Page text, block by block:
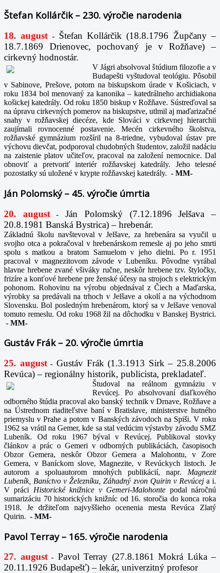
Štefan Kollárčik – 230. výročie narodenia
18. august -
Štefan Kollárčik (18.8.1796 Župčany –
18.7.1869 Drienovec, pochovaný je v Rožňave) –
cirkevný hodnostár.
V Jágri absolvoval štúdium filozofie a v
Budapešti vyštudoval teológiu. Pôsobil
v Sabinove, Prešove, potom na biskupskom úrade v Košiciach, v
roku 1834 bol menovaný za kanonika – katedrálneho archidiakona
košickej katedrály. Od roku 1850 biskup v Rožňave. Sústreďoval sa
na úpravu cirkevných pomerov na biskupstve, utlmil aj maďarizačné
snahy v rožňavskej diecéze, kde Slováci v cirkevnej hierarchii
zaujímali rovnocenné postavenie. Mecén cirkevného školstva,
rožňavské gymnázium rozšíril na 8-triedne, vybudoval ústav pre
výchovu dievčat, podporoval chudobných študentov, založil nadáciu
na zaistenie platov učiteľov, pracoval na založení nemocnice. Dal
obnoviť a pretvoriť interiér rožňavskej katedrály. Jeho telesné
pozostatky sú uložené v krypte rožňavskej katedrály. - MM-
Ján Polomský – 45. výročie úmrtia
20. august-
Ján Polomský (7.12.1896 Jelšava –
20.8.1981 Banská Bystrica) – hrebenár.
Základnú školu navštevoval v Jelšave, za hrebenára sa vyučil u
svojho otca a pokračoval v hrebenárskom remesle aj po jeho smrti
spolu s matkou a bratom Samuelom v jeho dielni. Po r. 1951
pracoval v magnezitovom závode v Lubeníku. Pôvodne vyrábal
hlavne hrebene zvané všiváky ručne, neskôr hrebene tzv. štyločky,
frizíre a konťové hrebene pre ženské účesy na strojoch s elektrickým
pohonom. Rohovinu na výrobu objednával z Čiech a Maďarska,
výrobky sa predávali na trhoch v Jelšave a okolí a na východnom
Slovensku. Bol posledným hrebenárom, ktorý sa v Jelšave venoval
tomuto remeslu. Od roku 1968 žil na dôchodku v Banskej Bystrici.
- MM-
Gustáv Frák – 20. výročie úmrtia
25. august- Gustáv Frák (1.3.1913 Sirk – 25.8.2006
Revúca) – regionálny historik, publicista, prekladateľ.
Študoval na reálnom gymnáziu v
Revúcej. Po absolvovaní diaľkového
odborného štúdia pracoval ako banský technik v Drnave, Rožňave a
na Ústrednom riaditeľstve baní v Bratislave, ministerstve hutného
priemyslu v Prahe a potom v Banských závodoch na Spiši. V roku
1962 sa vrátil na Gemer, kde sa stal vedúcim výstavby závodu SMZ
Lubeník. Od roku 1967 býval v Revúcej. Publikoval stovky
článkov a prác o Gemeri v odborných publikáciách, časopisoch
Obzor Gemera, neskôr Obzor Gemera a Malohontu, v Zore
Gemera, v Baníckom slove, Magnezite, v Revúckych listoch. Je
autorom a spoluautorom mnohých publikácií, napr. Magnezit
Lubeník, Baníctvo v Železníku, Záhadný zvon Quirin v Revúcej a i.
V práci Historické knižnice v Gemeri-Malohonte podal náročnú
sumarizáciu 70 historických knižníc od 16. storočia do konca roka
1918. Je držiteľom najvyššieho ocenenia mesta Revúca Zlatý
Quirin. - MM-
Pavol Terray – 165. výročie narodenia
27. august- Pavol Terray (27.8.1861 Mokrá Lúka –
20.11.1926 Budapešť) – lekár, univerzitný profesor